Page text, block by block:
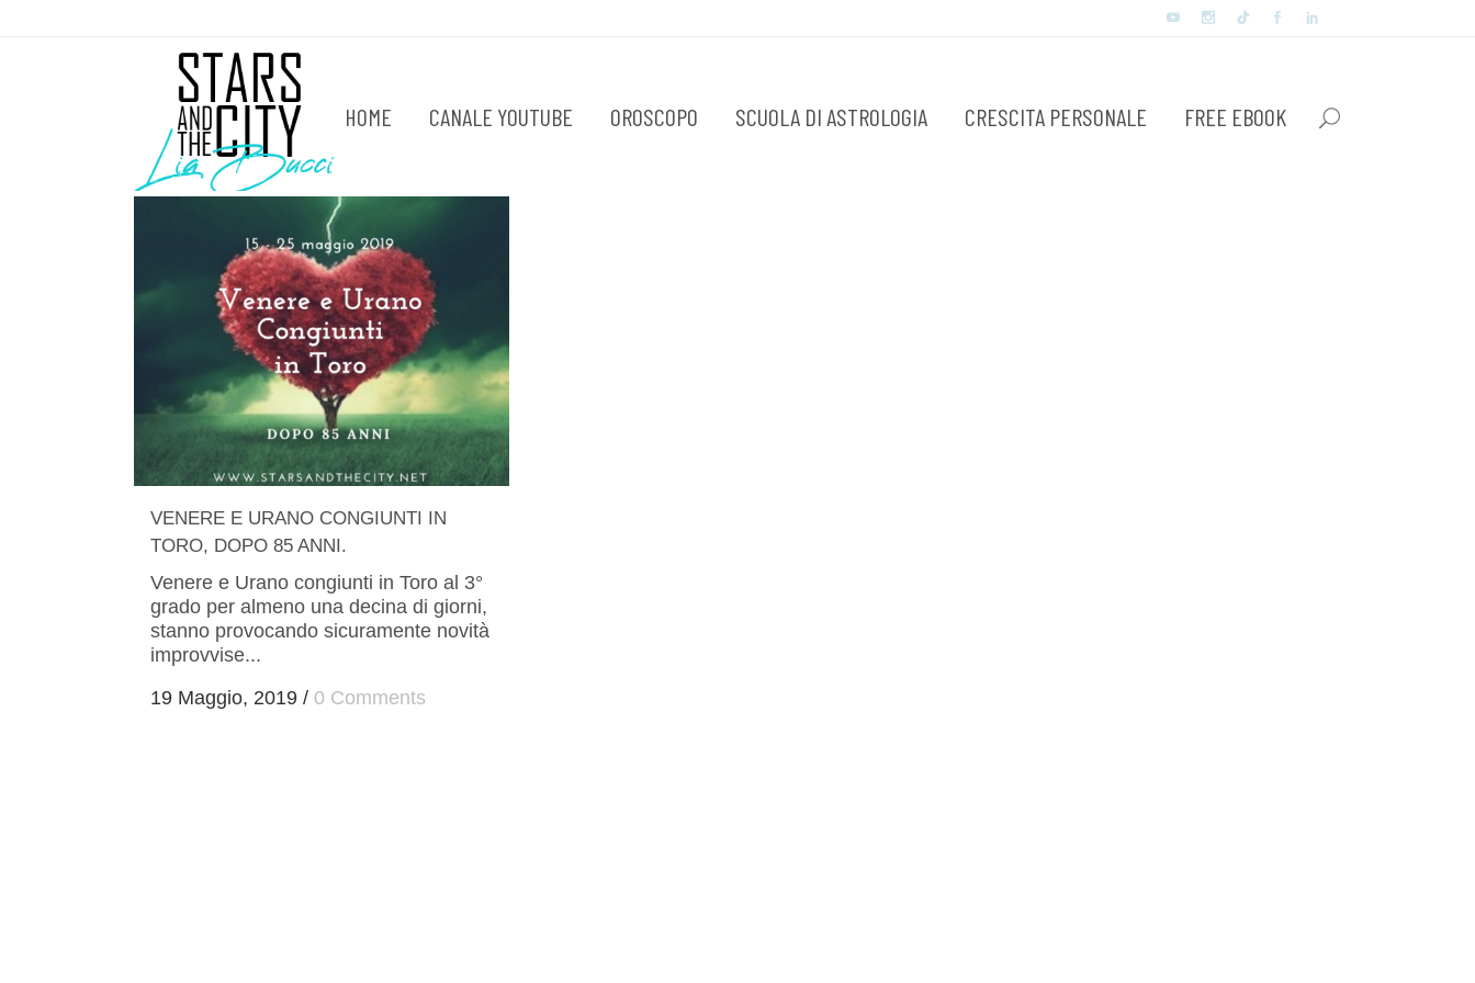
HOME CANALE YOUTUBE OROSCOPO SCUOLA DI ASTROLOGIA CRESCITA PERSONALE FREE EBOOK
VENERE E URANO CONGIUNTI IN
TORO, DOPO 85 ANNI.
Venere e Urano congiunti in Toro al 3°
grado per almeno una decina di giorni,
stanno provocando sicuramente novità
improvvise...
19 Maggio, 2019 / 0 Comments